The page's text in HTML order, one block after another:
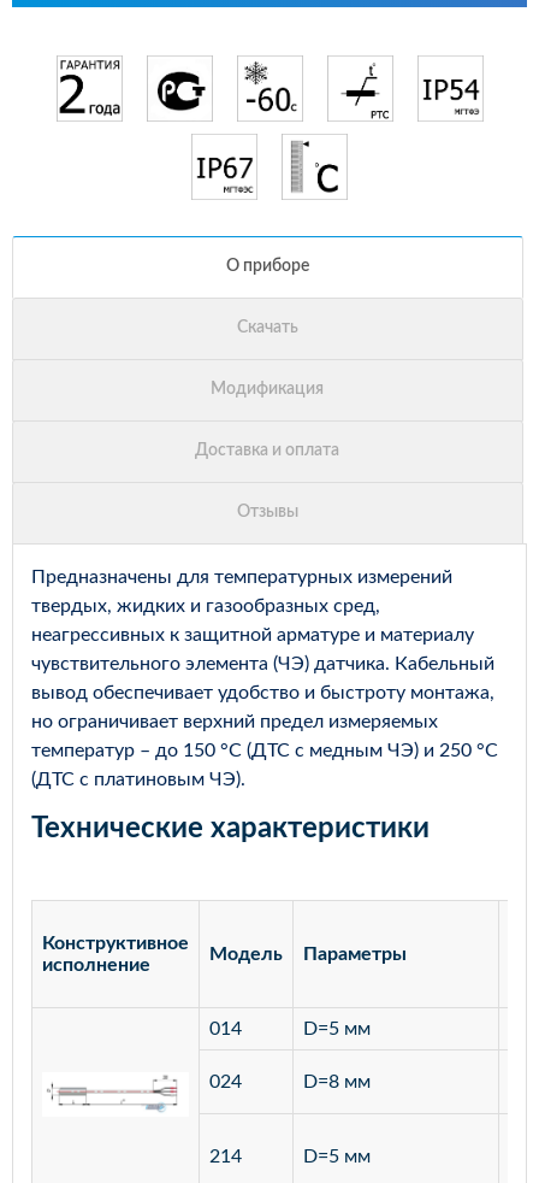
Предназначены для температурных измерений
твердых, жидких и газообразных сред,
неагрессивных к защитной арматуре и материалу
чувствительного элемента (ЧЭ) датчика. Кабельный
вывод обеспечивает удобство и быстроту монтажа,
но ограничивает верхний предел измеряемых
температур – до 150 °С (ДТС с медным ЧЭ) и 250 °С
(ДТС с платиновым ЧЭ).
Технические характеристики
Конструктивное
исполнение
Модель Параметры
014 D=5 мм
024 D=8 мм
214 D=5 мм